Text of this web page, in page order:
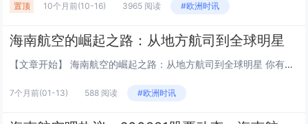
置顶 10个月前(10-16) 3965 阅读 #欧洲时讯
海南航空的崛起之路：从地方航司到全球明星
【文章开始】 海南航空的崛起之路：从地方航司到全球明星 你有没有想过，一家偏居海南岛的航空公司，是怎么一步步飞到全球舞台的？说真的，我第一次留意到海南航空，是好多年前在首都机场T2航站楼，看到那架涂着“大鹏”标志的飞机，当时心里还嘀咕，这...
7个月前(01-13) 588 阅读 #欧洲时讯